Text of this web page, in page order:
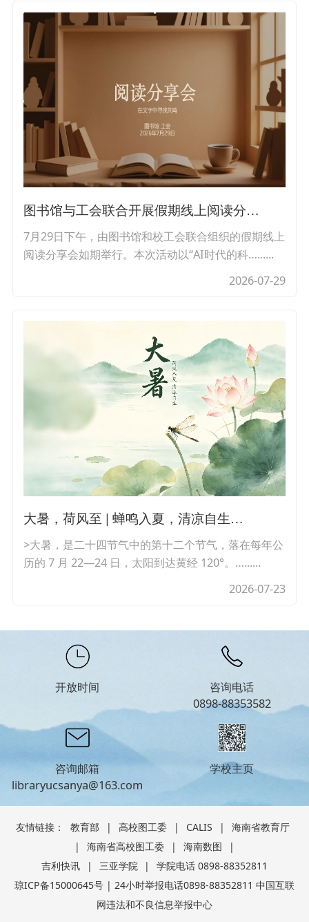
图书馆与工会联合开展假期线上阅读分…
7月29日下午，由图书馆和校工会联合组织的假期线上
阅读分享会如期举行。本次活动以“AI时代的科…......
2026-07-29
大暑，荷风至 | 蝉鸣入夏，清凉自生…
>大暑，是二十四节气中的第十二个节气，落在每年公
历的 7 月 22—24 日，太阳到达黄经 120°。…......
2026-07-23
开放时间
咨询电话
0898-88353582
咨询邮箱
libraryucsanya@163.com
学校主页
友情链接： 教育部 | 高校图工委 | CALIS |
海南省教育厅
|
海南省高校图工委 | 海南数图
|
吉利快讯
| 三亚学院 |
学院电话 0898-88352811
琼ICP备15000645号 | 24小时举报电话0898-88352811 中国互联
网违法和不良信息举报中心